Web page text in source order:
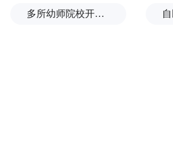
多所幼师院校开设养老专业